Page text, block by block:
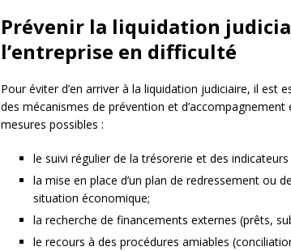
Prévenir la liquidation
l’entreprise en difficulté
Pour éviter d’en arriver à la liquidation judiciaire, il est
des mécanismes de prévention et
mesures possibles :
le suivi régulier de la trésorerie et des indicateurs
la mise en place d’un plan de redressement ou
situation économique;
la recherche de financements externes (prêts,
le recours à des procédures amiables